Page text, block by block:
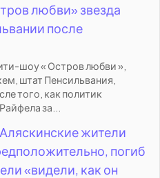
любви» звезда
после
шоу « Остров любви »,
штат Пенсильвания,
того, как политик
за...
жители
погиб
«видели, как он